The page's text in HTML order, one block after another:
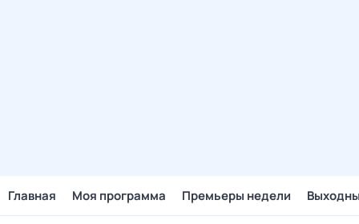
Главная Моя программа Премьеры недели